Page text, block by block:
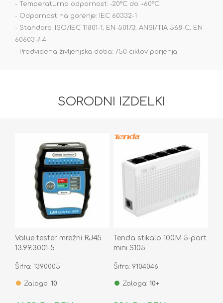
- Temperaturna odpornost: -20°C do +60°C
- Odpornost na gorenje: IEC 60332-1
- Standard: ISO/IEC 11801-1; EN-50173; ANSI/TIA 568-C; EN
60603-7-4
- Predvidena življenjska doba: 750 ciklov parjenja
SORODNI IZDELKI
Value tester mrežni RJ45
13.99.3001-5
Šifra: 1390005
Zaloga: 10
Tenda stikalo 100M 5-port
mini S105
Šifra: 9104046
Zaloga: 10+